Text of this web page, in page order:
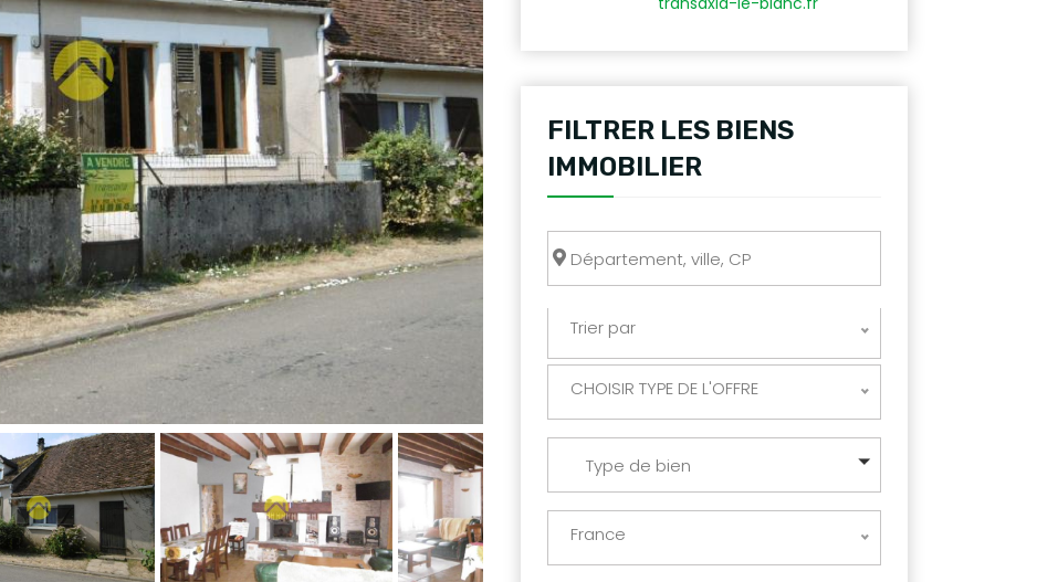
FILTRER LES BIENS
IMMOBILIER
Trier par
CHOISIR TYPE DE L'OFFRE
Type de bien
France